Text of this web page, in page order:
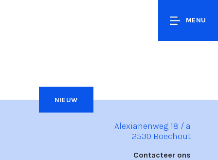
MENU
Alexianenweg 18 / a
2530 Boechout
Contacteer ons
NIEUW